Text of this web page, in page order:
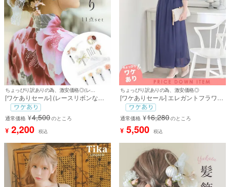
[ワケありセール] (レースリボンなし)
[[浴衣] 髪飾り ニュアンスカラー ドラ
イフラワー 浴衣 ヘアアクセサリー 10
点セット(パープル/ピンク/ブルー)
通常価格 ¥4,500のところ
¥ 2,200 税込
ちょっぴり訳ありの為、激安価格◎
[ワケありセール] エレガントフラワー
レース七分袖シフォンワイドパンツ結
婚式パーティードレス [Retica/レティ
カ]
通常価格 ¥16,280のところ
¥ 5,500 税込